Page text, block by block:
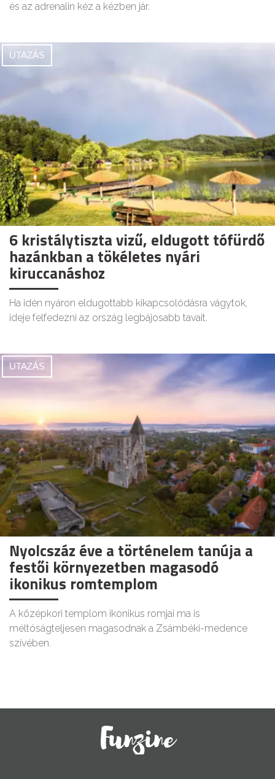
és az adrenalin kéz a kézben jár.
UTAZÁS
6 kristálytiszta vizű, eldugott tófürdő
hazánkban a tökéletes nyári
kiruccanáshoz
Ha idén nyáron eldugottabb kikapcsolódásra vágytok,
ideje felfedezni az ország legbájosabb tavait.
UTAZÁS
Nyolcszáz éve a történelem tanúja a
festői környezetben magasodó
ikonikus romtemplom
A középkori templom ikonikus romjai ma is
méltóságteljesen magasodnak a Zsámbéki-medence
szívében.